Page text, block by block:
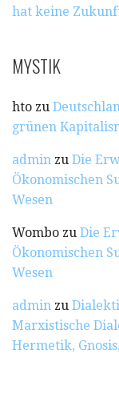
hat keine
MYSTIK
hto zu
grünen
admin zu Die
Ökonomischen
Wesen
Wombo zu Die
Ökonomischen
Wesen
admin zu
Marxistische
Hermetik,